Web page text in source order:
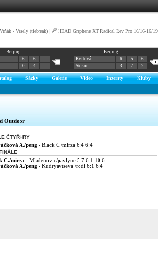
Vrňák - Veselý (tiebreak) HEAD Graphene XT Radical Rev Pro 16/16-16/19
Beijing
6
6
0 4
Beijing
Kvitová
6 5
6
Stosur
3 7 2
Sázky Galerie Video Inzeráty Kluby
Outdoor
ČTYŘHRY
A./peng - Black C./mirza 6:4 6:4
C./mirza - Mladenovic/pavlyuc 5:7 6:1 10:6
A./peng - Kudryavtseva /rodi 6:1 6:4